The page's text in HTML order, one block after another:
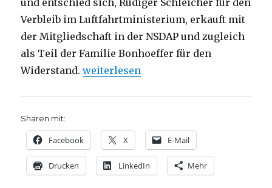
und entschied sich, Rüdiger Schleicher für den
Verbleib im Luftfahrtministerium, erkauft mit
der Mitgliedschaft in der NSDAP und zugleich
als Teil der Familie Bonhoeffer für den
Widerstand.„Liberaler Christ im Widerstand,
weiterlesen
Sharen mit:
Facebook X E-Mail
Drucken LinkedIn Mehr